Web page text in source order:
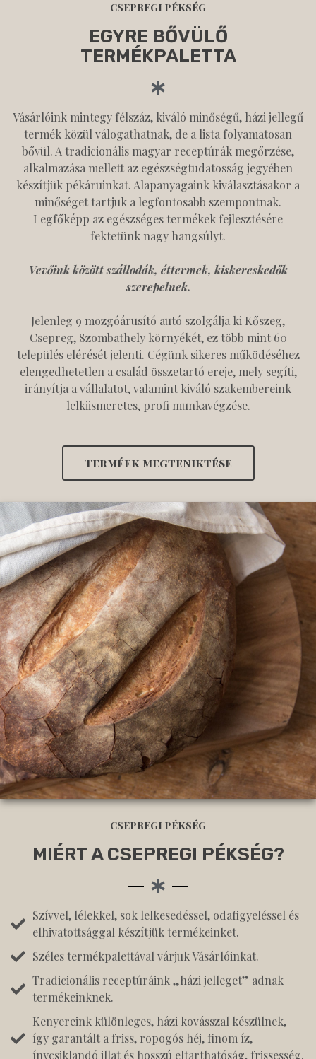
CSEPREGI PÉKSÉG
EGYRE BŐVÜLŐ
TERMÉKPALETTA
Vásárlóink mintegy félszáz, kiváló minőségű, házi jellegű
termék közül válogathatnak, de a lista folyamatosan
bővül. A tradicionális magyar receptúrák megőrzése,
alkalmazása mellett az egészségtudatosság jegyében
készítjük pékáruinkat. Alapanyagaink kiválasztásakor a
minőséget tartjuk a legfontosabb szempontnak.
Legfőképp az egészséges termékek fejlesztésére
fektetünk nagy hangsúlyt.
Vevőink között szállodák, éttermek, kiskereskedők
szerepelnek.
Jelenleg 9 mozgóárusító autó szolgálja ki Kőszeg,
Csepreg, Szombathely környékét, ez több mint 60
település elérését jelenti. Cégünk sikeres működéséhez
elengedhetetlen a család összetartó ereje, mely segíti,
irányítja a vállalatot, valamint kiváló szakembereink
lelkiismeretes, profi munkavégzése.
Terméek megteniktése
CSEPREGI PÉKSÉG
MIÉRT A CSEPREGI PÉKSÉG?
Szívvel, lélekkel, sok lelkesedéssel, odafigyeléssel és
elhivatottsággal készítjük termékeinket.
Széles termékpalettával várjuk Vásárlóinkat.
Tradicionális receptúráink „házi jelleget” adnak
termékeinknek.
Kenyereink különleges, házi kovásszal készülnek,
így garantált a friss, ropogós héj, finom íz,
ínycsiklandó illat és hosszú eltarthatóság, frissesség.